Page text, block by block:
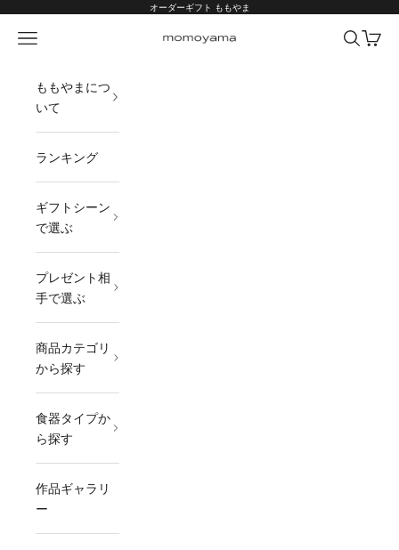
オーダーギフト ももやま
オーダーギフト ももやま 本店
メニュー 検索カート
ももやまにつ
いて
ランキング
ギフトシーン
で選ぶ
プレゼント相
手で選ぶ
商品カテゴリ
から探す
食器タイプか
ら探す
作品ギャラリ
ー